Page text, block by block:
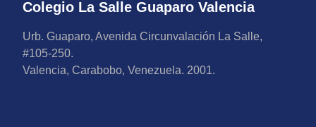
Colegio La Salle Guaparo Valencia
Urb. Guaparo, Avenida Circunvalación La Salle,
#105-250.
Valencia, Carabobo, Venezuela. 2001.